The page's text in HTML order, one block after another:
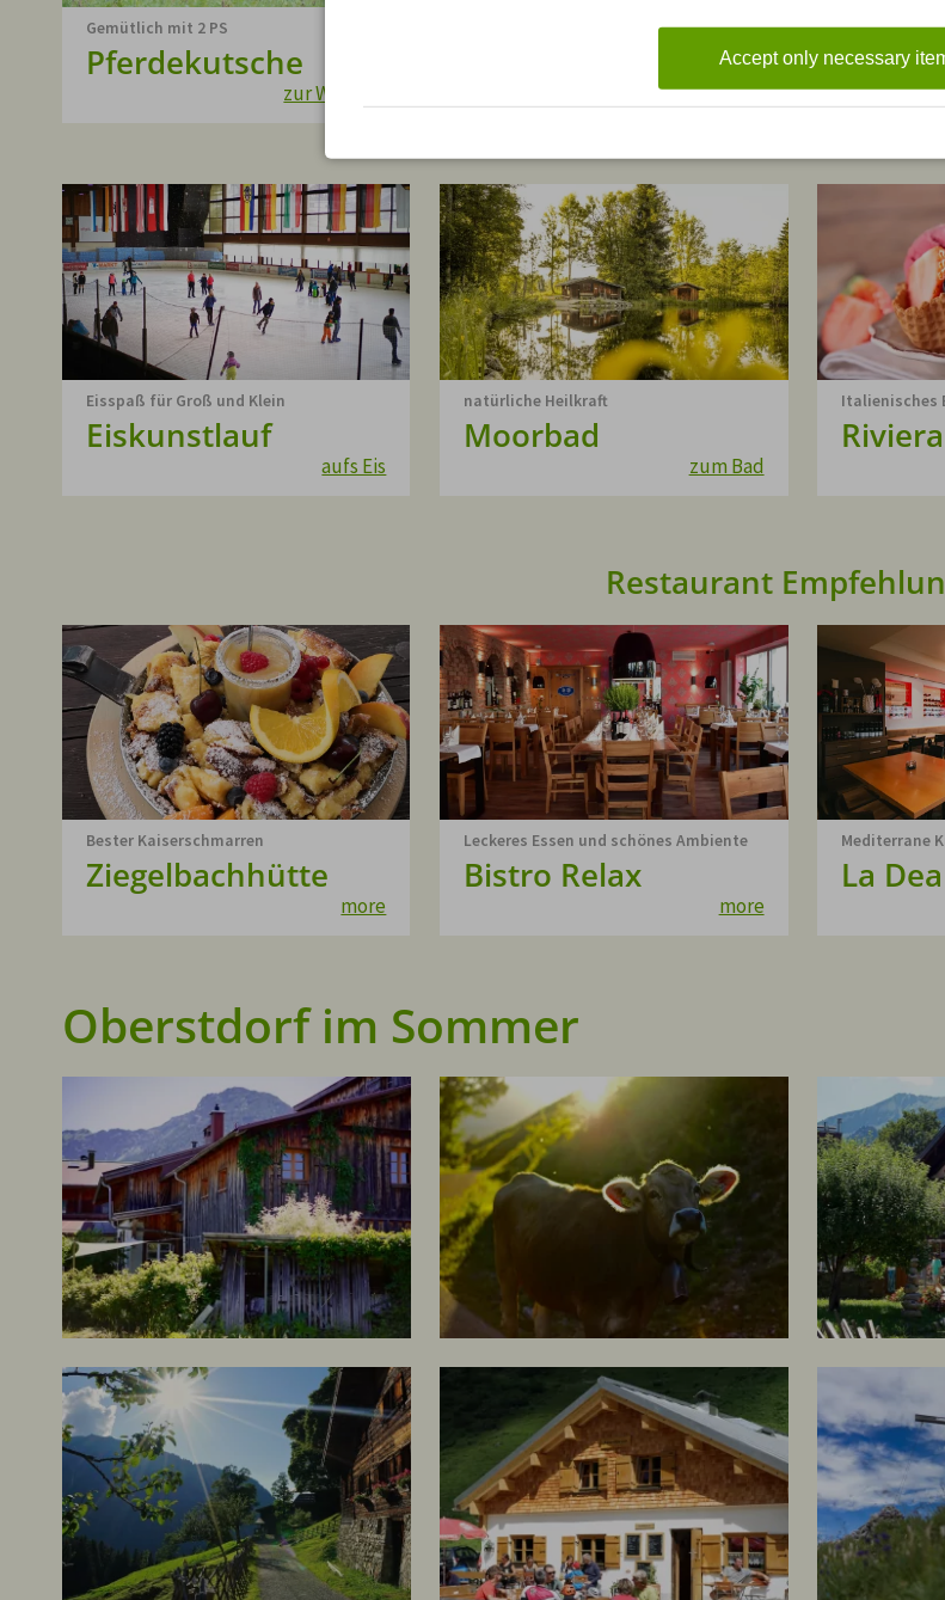
Gemütlich mit 2 PS
Pferdekutsche
zur Website
Für die ganze Familie ein Riesenspaß
zur Website
Eröffnung
Eisspaß für Groß und Klein
Eiskunstlauf
aufs Eis
natürliche Heilkraft
Moorbad
zum Bad
Italienisches
Riviera
Restaurant
Bester Kaiserschmarren
Ziegelbachhütte
more
Leckeres Essen und schönes Ambiente
Bistro Relax
more
Mediterrane
La Dea
Oberstdorf im Sommer
Accept only necessary